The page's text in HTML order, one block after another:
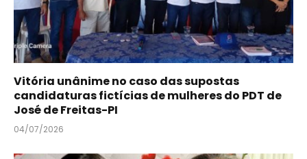
Vitória unânime no caso das supostas
candidaturas fictícias de mulheres do PDT de
José de Freitas-PI
04/07/2026